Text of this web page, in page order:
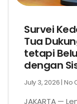
Survei
Tua
tetapi
dengan
July 3, 2026 No
JAKARTA —